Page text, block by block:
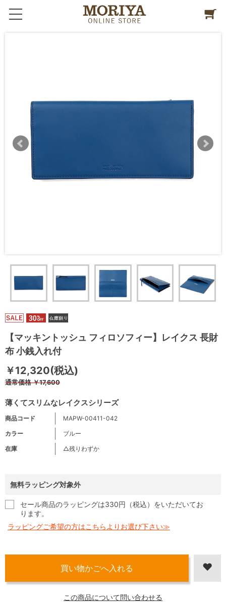
【マッキントッシュ フィロソフィー】レイクス 長財
布 小銭入れ付
薄くてスリムなレイクスシリーズ
￥12,320(税込)
通常価格￥17,600
商品コード
MAPW-00411-042
カラー
ブルー
在庫
△残りわずか
無料ラッピング対象外
セール商品のラッピングは330円（税込）をいただいてお
ります。
ラッピングご希望の方はこちらよりお選び下さい≫
この商品について問い合わせる